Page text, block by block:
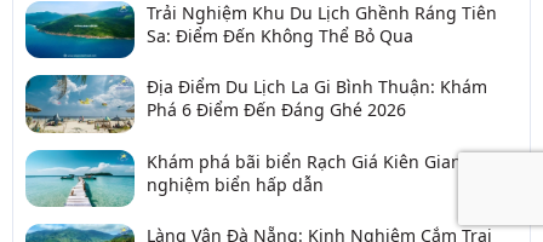
Trải Nghiệm Khu Du Lịch Ghềnh Ráng Tiên
Sa: Điểm Đến Không Thể Bỏ Qua
Địa Điểm Du Lịch La Gi Bình Thuận: Khám
Phá 6 Điểm Đến Đáng Ghé 2026
Khám phá bãi biển Rạch Giá Kiên Giang - trải
nghiệm biển hấp dẫn
Làng Vân Đà Nẵng: Kinh Nghiệm Cắm Trại